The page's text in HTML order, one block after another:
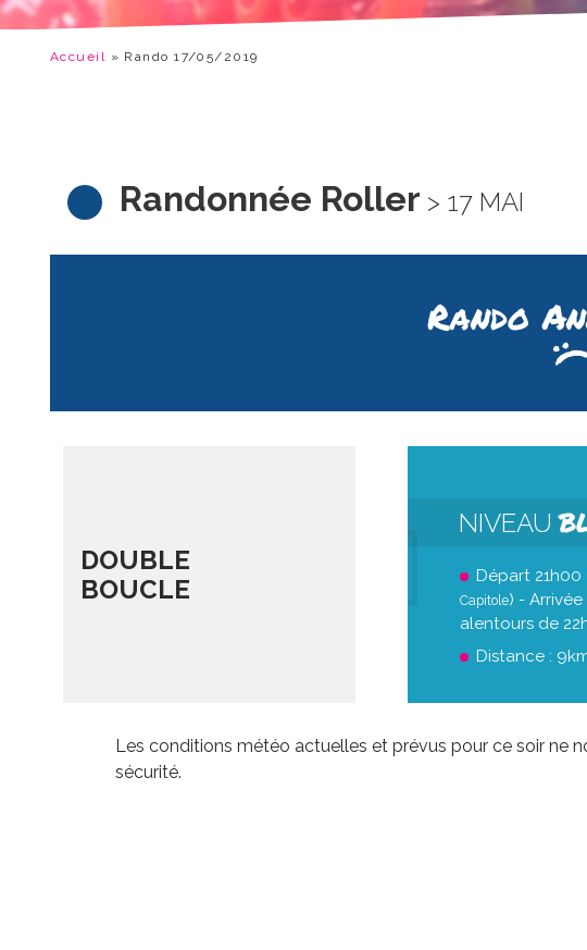
Accueil » Rando 17/05/2019
Randonnée Roller > 17 MAI
Rando
DOUBLE
BOUCLE
NIVEAU
Départ 21h00
Capitole) -
alentours de
Distance :
Les conditions météo actuelles et prévus pour ce soir ne
sécurité.